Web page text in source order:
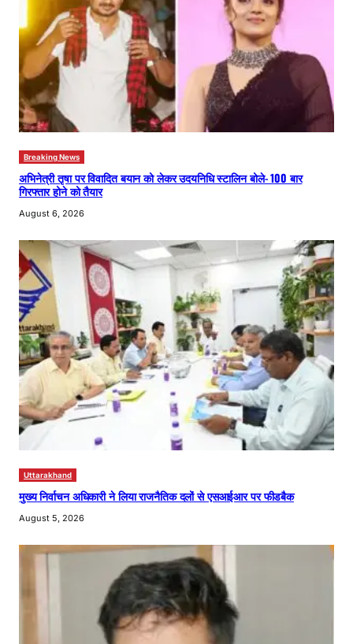
Breaking News
अभिनेत्री तृषा पर विवादित बयान को लेकर उदयनिधि स्टालिन बोले- 100 बार
गिरफ्तार होने को तैयार
August 6, 2026
Uttarakhand
मुख्य निर्वाचन अधिकारी ने लिया राजनैतिक दलों से एसआईआर पर फीडबैक
August 5, 2026